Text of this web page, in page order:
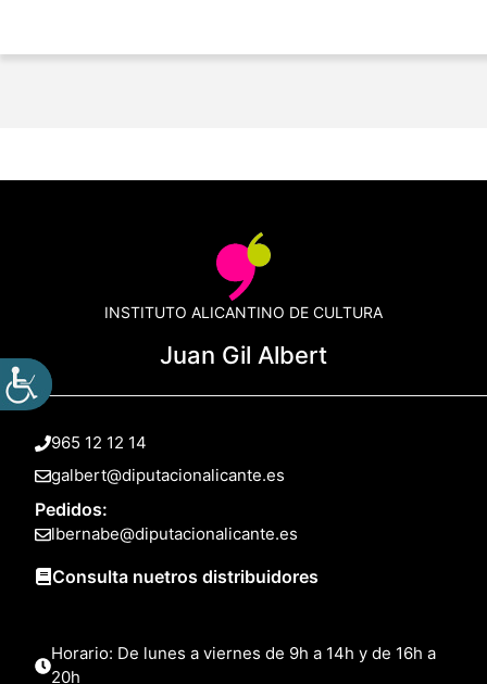
INSTITUTO ALICANTINO DE CULTURA
Juan Gil Albert
965 12 12 14
galbert@diputacionalicante.es
Pedidos:
lbernabe@diputacionalicante.es
Consulta nuetros distribuidores
Horario: De lunes a viernes de 9h a 14h y de 16h a
20h